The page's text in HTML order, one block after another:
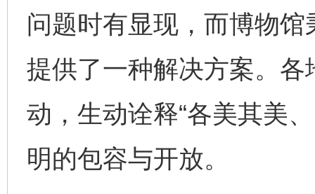
问题时有显现，而博物
提供了一种解决方案。
动，生动诠释“各美其美
明的包容与开放。